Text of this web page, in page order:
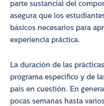
parte sustancial del
asegura que los
básicos necesarios para
experiencia práctica.
La duración de las
programa específico y de
país en cuestión. En
pocas semanas hasta